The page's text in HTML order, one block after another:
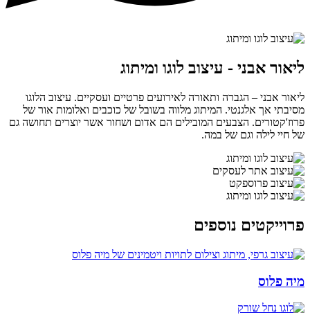
ליאור אבני - עיצוב לוגו ומיתוג
ליאור אבני – הגברה ותאורה לאירועים פרטיים ועסקיים. עיצוב הלוגו
מסיבתי אך אלגנטי. המיתוג מלווה בשובל של כוכבים ואלומות אור של
פרוז'קטורים. הצבעים המובילים הם אדום ושחור אשר יוצרים תחושה גם
של חיי לילה וגם של במה.
פרוייקטים נוספים
מיה פלוס